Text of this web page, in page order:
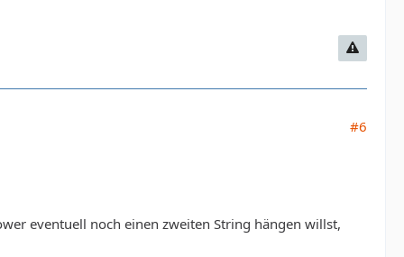
#6
eventuell noch einen zweiten String hängen willst,